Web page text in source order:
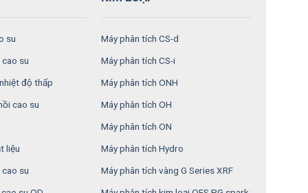
su
su
độ thấp
cao su
liệu
su
Máy phân tích CS-d
Máy phân tích CS-i
Máy phân tích ONH
Máy phân tích OH
Máy phân tích ON
Máy phân tích Hydro
Máy phân tích vàng G Series XRF